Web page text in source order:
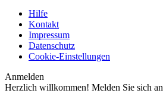
Hilfe
Kontakt
Impressum
Datenschutz
Cookie-Einstellungen
Anmelden
Herzlich willkommen! Melden Sie sich an